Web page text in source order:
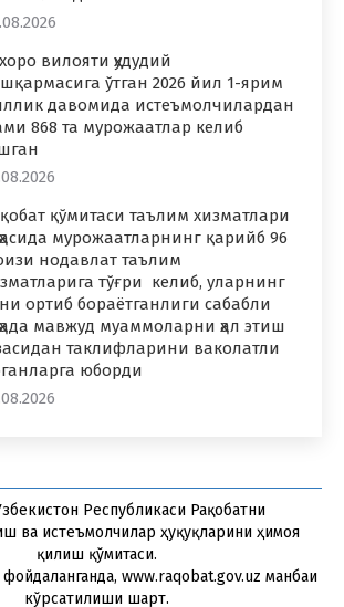
вилояти ҳудудий
ўтган 2026 йил 1-ярим
давомида истеъмолчилардан
868 та мурожаатлар келиб
қўмитаси таълим хизматлари
мурожаатларнинг қарийб 96
нодавлат таълим
тўғри келиб, уларнинг
ортиб бораётганлиги сабабли
мавжуд муаммоларни ҳал этиш
таклифларини ваколатли
юборди
Республикаси Рақобатни
ва истеъмолчилар ҳуқуқларини ҳимоя
қилиш қўмитаси.
www.raqobat.gov.uz манбаи
кўрсатилиши шарт.